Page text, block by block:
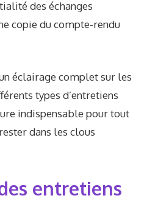
des échanges
copie du compte-rendu
éclairage complet sur les
types d’entretiens
indispensable pour tout
dans les clous
entretiens